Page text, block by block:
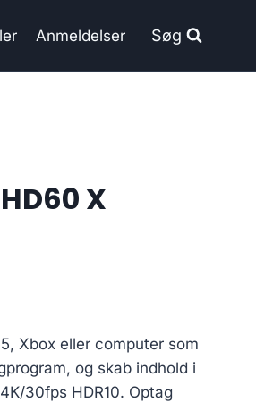
Anmeldelser Søg
X
Xbox eller computer som
og skab indhold i
30fps HDR10. Optag